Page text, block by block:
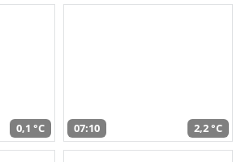
0,1 °C 07:10 2,2 °C